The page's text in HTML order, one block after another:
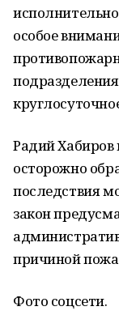
особое
Радий Хабиров
осторожно
последствия
закон
причиной
Фото соцсети.